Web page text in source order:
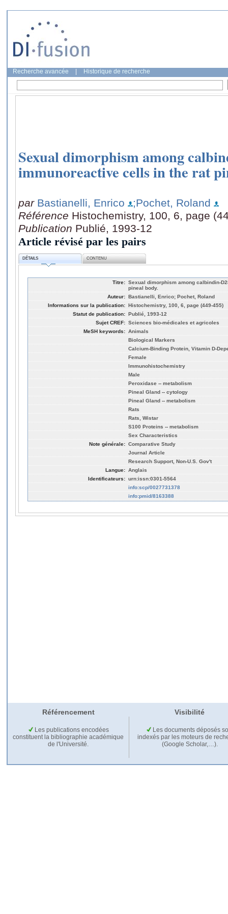
Recherche avancée Historique de recherche
Sexual dimorphism among
immunoreactive cells in the rat
par Bastianelli, Enrico
;Pochet, Roland
Référence Histochemistry, 100, 6, page
Publication Publié, 1993-12
Article révisé par les pairs
DÉTAILS CONTENU
Titre: Sexual dimorphism among calbindin-
pineal body.
Auteur: Bastianelli, Enrico; Pochet, Roland
Informations sur la publication: Histochemistry, 100, 6, page (449-455)
Statut de publication: Publié, 1993-12
Sujet CREF: Sciences bio-médicales et agricoles
MeSH keywords: Animals
Biological Markers
Calcium-Binding Protein, Vitamin D-
Female
Immunohistochemistry
Male
Peroxidase -- metabolism
Pineal Gland -- cytology
Pineal Gland -- metabolism
Rats
Rats, Wistar
S100 Proteins -- metabolism
Sex Characteristics
Note générale: Comparative Study
Journal Article
Research Support, Non-U.S. Gov't
Langue: Anglais
Identificateurs: urn:issn:0301-5564
info:scp/0027731378
info:pmid/8163388
Référencement Visibilité
Les publications encodées
constituent la bibliographie académique
de l'Université.
Les documents déposés
indexés par les moteurs de
(Google Scholar,…).